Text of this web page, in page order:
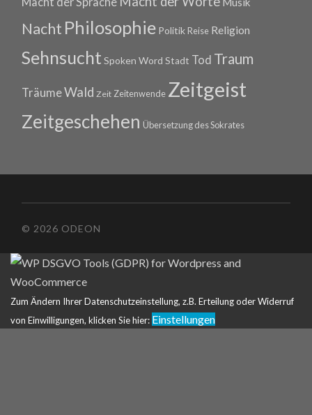
Nacht Philosophie Politik Reise Religion
Sehnsucht Spoken Word Stadt Tod Traum
TräumeWald Zeit Zeitenwende Zeitgeist
Zeitgeschehen Übersetzung des Sokrates
© 2026 ODEON
Zum Ändern Ihrer Datenschutzeinstellung, z.B. Erteilung oder Widerruf
von Einwilligungen, klicken Sie hier: Einstellungen